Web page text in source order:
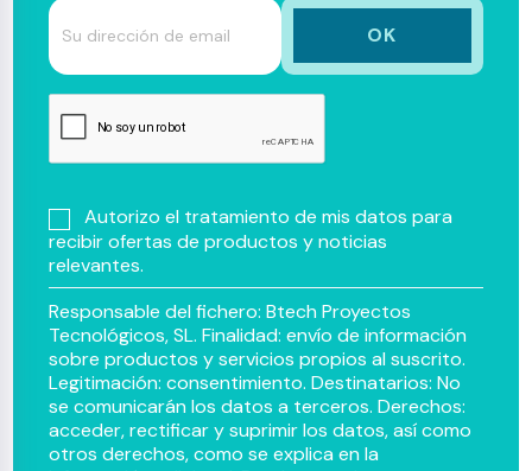
Autorizo el tratamiento de mis datos para
recibir ofertas de productos y noticias
relevantes.
Responsable del fichero: Btech Proyectos
Tecnológicos, SL. Finalidad: envío de información
sobre productos y servicios propios al suscrito.
Legitimación: consentimiento. Destinatarios: No
se comunicarán los datos a terceros. Derechos:
acceder, rectificar y suprimir los datos, así como
otros derechos, como se explica en la